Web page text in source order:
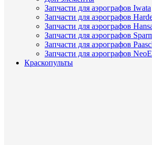
Запчасти для аэрографов Iwata
Запчасти для аэрографов
Запчасти для аэрографов
Запчасти для аэрографов
Запчасти для аэрографов
Запчасти для аэрографов
Краскопульты